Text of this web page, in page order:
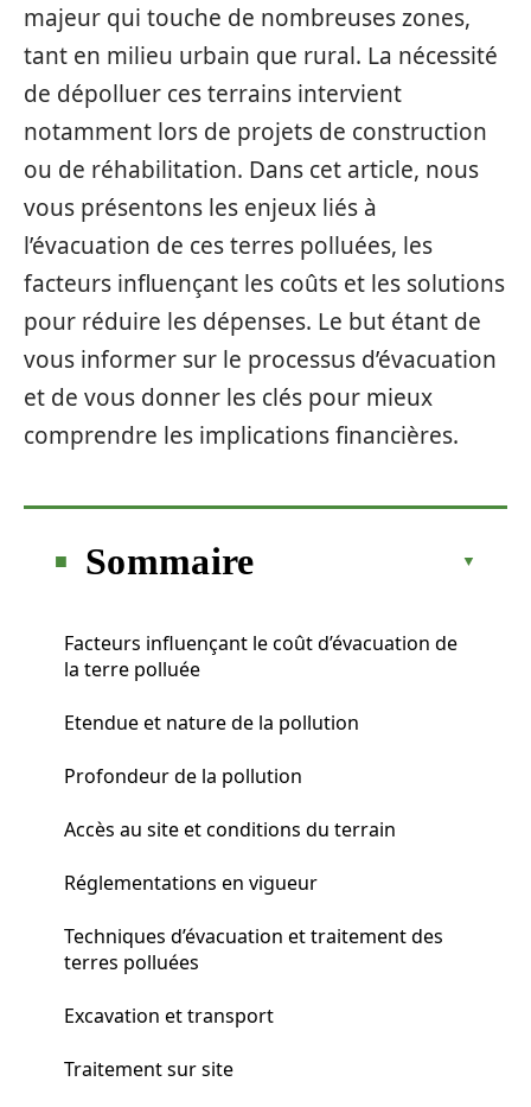
majeur qui touche de nombreuses zones,
tant en milieu urbain que rural. La nécessité
de dépolluer ces terrains intervient
notamment lors de projets de construction
ou de réhabilitation. Dans cet article, nous
vous présentons les enjeux liés à
l’évacuation de ces terres polluées, les
facteurs influençant les coûts et les solutions
pour réduire les dépenses. Le but étant de
vous informer sur le processus d’évacuation
et de vous donner les clés pour mieux
comprendre les implications financières.
Sommaire
Facteurs influençant le coût d’évacuation de
la terre polluée
Etendue et nature de la pollution
Profondeur de la pollution
Accès au site et conditions du terrain
Réglementations en vigueur
Techniques d’évacuation et traitement des
terres polluées
Excavation et transport
Traitement sur site